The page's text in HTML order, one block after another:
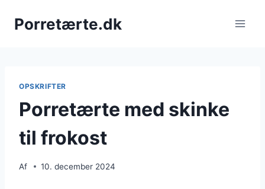
Porretærte.dk
OPSKRIFTER
Porretærte med skinke
til frokost
Af 10. december 2024